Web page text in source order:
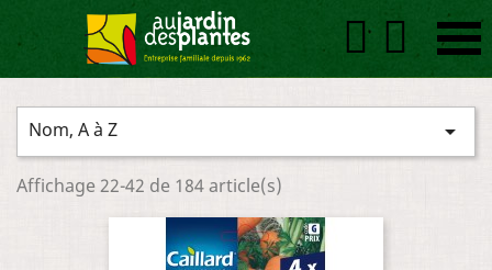
Nom, A à Z 
Affichage 22-42 de 184 article(s)
 